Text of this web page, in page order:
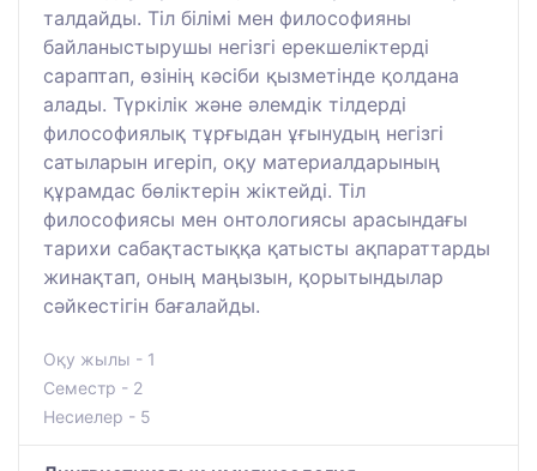
талдайды. Тіл білімі мен философияны
байланыстырушы негізгі ерекшеліктерді
сараптап, өзінің кәсіби қызметінде қолдана
алады. Түркілік және әлемдік тілдерді
философиялық тұрғыдан ұғынудың негізгі
сатыларын игеріп, оқу материалдарының
құрамдас бөліктерін жіктейді. Тіл
философиясы мен онтологиясы арасындағы
тарихи сабақтастыққа қатысты ақпараттарды
жинақтап, оның маңызын, қорытындылар
сәйкестігін бағалайды.
Оқу жылы - 1
Семестр - 2
Несиелер - 5